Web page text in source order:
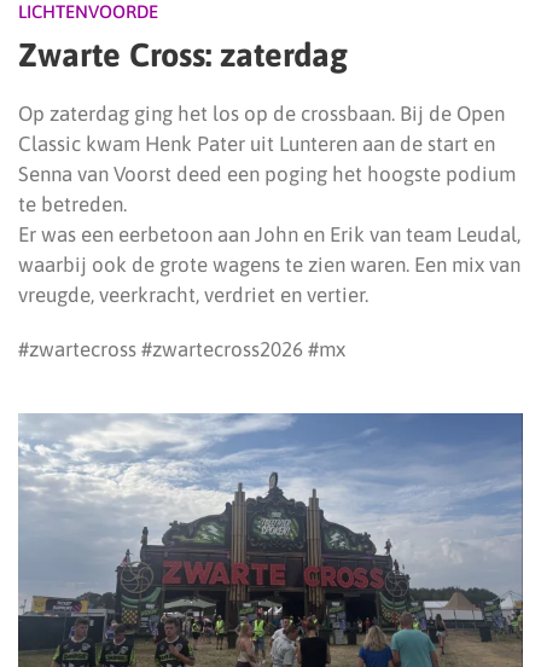
LICHTENVOORDE
Zwarte Cross: zaterdag
Op zaterdag ging het los op de crossbaan. Bij de Open
Classic kwam Henk Pater uit Lunteren aan de start en
Senna van Voorst deed een poging het hoogste podium
te betreden.
Er was een eerbetoon aan John en Erik van team Leudal,
waarbij ook de grote wagens te zien waren. Een mix van
vreugde, veerkracht, verdriet en vertier.
#zwartecross #zwartecross2026 #mx